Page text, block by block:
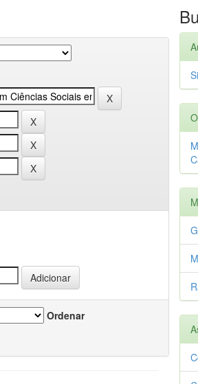
Ordenar